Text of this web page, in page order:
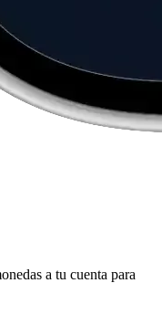
a tu cuenta para